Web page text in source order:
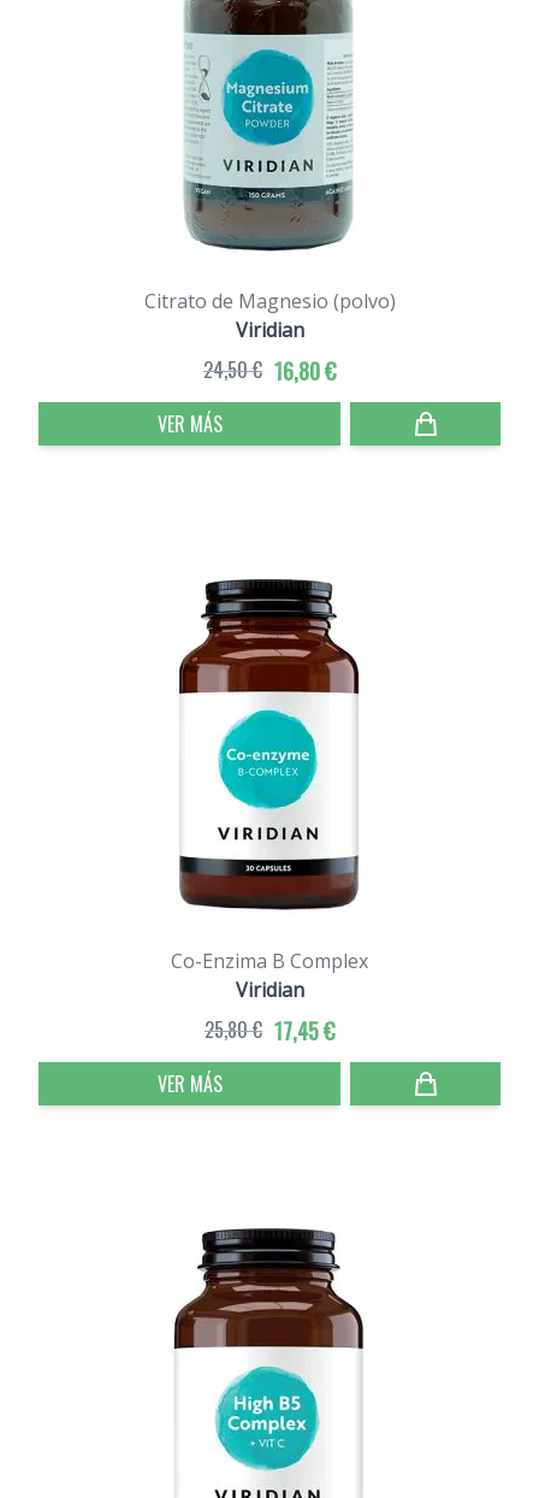
Citrato de Magnesio (polvo)
Viridian
16,80 €
24,50 €
VER MÁS
Co-Enzima B Complex
Viridian
17,45 €
25,80 €
VER MÁS